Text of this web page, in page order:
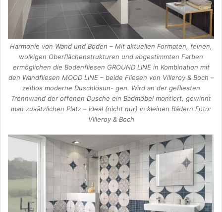
Harmonie von Wand und Boden – Mit aktuellen Formaten, feinen,
wolkigen Oberflächenstrukturen und abgestimmten Farben
ermöglichen die Bodenfliesen GROUND LINE in Kombination mit
den Wandfliesen MOOD LINE – beide Fliesen von Villeroy & Boch –
zeitlos moderne Duschlösun- gen. Wird an der gefliesten
Trennwand der offenen Dusche ein Badmöbel montiert, gewinnt
man zusätzlichen Platz – ideal (nicht nur) in kleinen Bädern Foto:
Villeroy & Boch